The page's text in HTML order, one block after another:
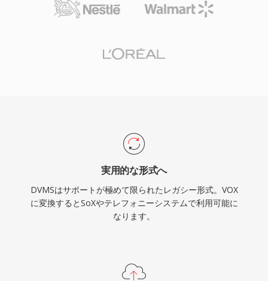
実用的な形式へ
DVMSはサポートが極めて限られたレガシー形式。VOX
に変換するとSoXやテレフォニーシステムで利用可能に
なります。